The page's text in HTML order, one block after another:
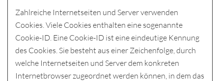
Zahlreiche Internetseiten und Server verwenden
Cookies. Viele Cookies enthalten eine sogenannte
Cookie-ID. Eine Cookie-ID ist eine eindeutige Kennung
des Cookies. Sie besteht aus einer Zeichenfolge, durch
welche Internetseiten und Server dem konkreten
Internetbrowser zugeordnet werden können, in dem das